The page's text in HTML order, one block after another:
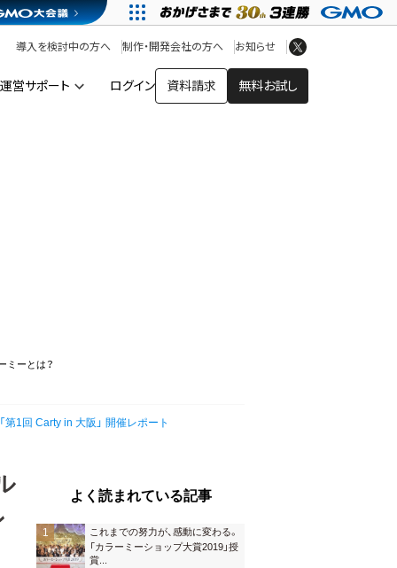
運営サポート ログイン 資料請求 無料お試し
導入を検討中の方へ 制作・開発会社の方へ お知らせ
ヘルプセンター
ミーとは？
1回 Carty in 大阪」 開催レポート
よく読まれている記事
これまでの努力が、感動に変わる。
「カラーミーショップ大賞2019」授
賞